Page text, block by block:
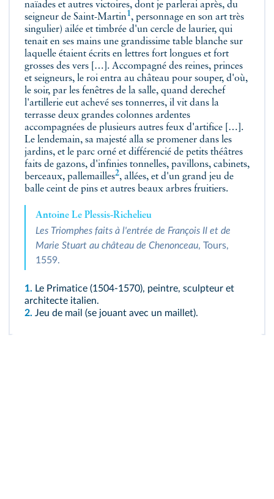
naïades et autres victoires, dont je parlerai après, du
seigneur de Saint-Martin1 , personnage en son art très
singulier) ailée et timbrée d'un cercle de laurier, qui
tenait en ses mains une grandissime table blanche sur
laquelle étaient écrits en lettres fort longues et fort
grosses des vers […]. Accompagné des reines, princes
et seigneurs, le roi entra au château pour souper, d'où,
le soir, par les fenêtres de la salle, quand derechef
l'artillerie eut achevé ses tonnerres, il vit dans la
terrasse deux grandes colonnes ardentes
accompagnées de plusieurs autres feux d'artifice […].
Le lendemain, sa majesté alla se promener dans les
jardins, et le parc orné et différencié de petits théâtres
faits de gazons, d'infinies tonnelles, pavillons, cabinets,
berceaux, pallemailles2, allées, et d'un grand jeu de
balle ceint de pins et autres beaux arbres fruitiers.
Antoine Le Plessis-Richelieu
Les Triomphes faits à l'entrée de François II et de
Marie Stuart au château de Chenonceau, Tours,
1559.
1. Le Primatice (1504-1570), peintre, sculpteur et
architecte italien.
2. Jeu de mail (se jouant avec un maillet).